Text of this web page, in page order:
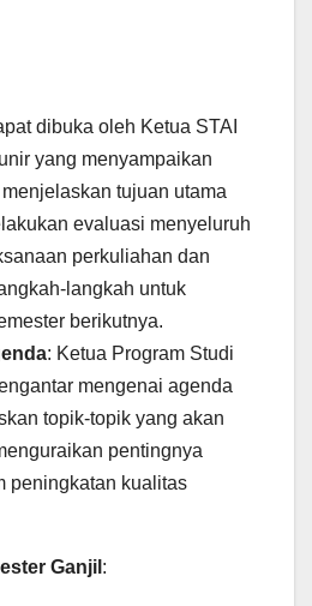
dibuka oleh Ketua STAI
yang menyampaikan
tujuan utama
evaluasi menyeluruh
perkuliahan dan
langkah untuk
berikutnya.
: Ketua Program Studi
mengenai agenda
topik-topik yang akan
pentingnya
peningkatan kualitas
Ganjil :